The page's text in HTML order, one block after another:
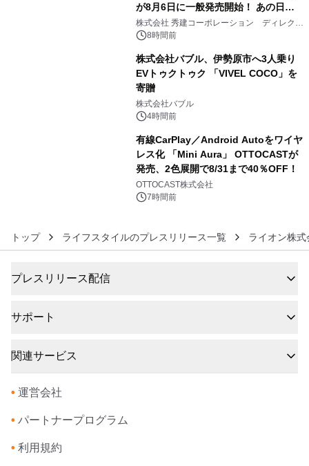
が8月6日に一般発売開始！ あの日の
大興奮が今甦る
株式会社 秀建コーポレーション ディレクト
アートギャラリー
8時間前
株式会社バブル、伊勢原市へ3人乗り
EVトゥクトゥク 「VIVEL COCO」を
寄贈
株式会社バブル
4時間前
有線CarPlay／Android Autoをワイヤ
レス化 「Mini Aura」 OTTOCASTが
発売、2色展開で8/31まで40％OFF！
OTTOCAST株式会社
7時間前
トップ ライフスタイルのプレスリリース一覧 ライオン株式
プレスリリース配信
サポート
関連サービス
• 運営会社
• パートナープログラム
• 利用規約